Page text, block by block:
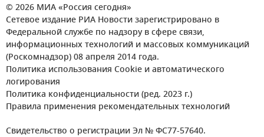
© 2026 МИА «Россия сегодня»
Сетевое издание РИА Новости зарегистрировано в
Федеральной службе по надзору в сфере связи,
информационных технологий и массовых коммуникаций
(Роскомнадзор) 08 апреля 2014 года.
Политика использования Cookie и автоматического
логирования
Политика конфиденциальности (ред. 2023 г.)
Правила применения рекомендательных технологий
Свидетельство о регистрации Эл № ФС77-57640.